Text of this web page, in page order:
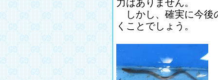
力はありません。
しかし、確実に今後
くことでしょう。